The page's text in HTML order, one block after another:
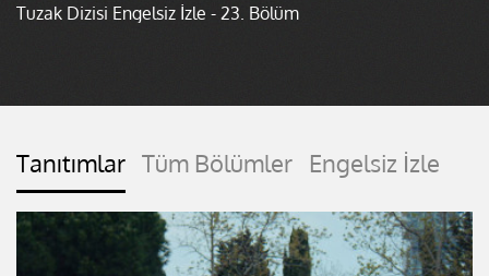
Tuzak Dizisi Engelsiz İzle - 23. Bölüm
Tanıtımlar Tüm Bölümler Engelsiz İzle